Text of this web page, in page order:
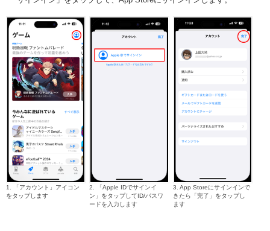
1. 「アカウント」アイコン
をタップします
2. 「Apple IDでサインイ
ン」をタップしてID/パスワ
ードを入力します
3. App Storeにサインインで
きたら「完了」をタップし
ます